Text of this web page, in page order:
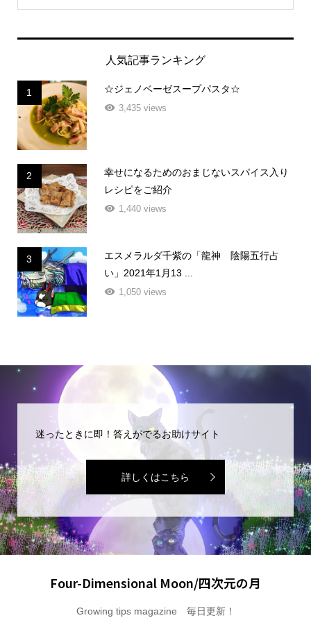
人気記事ランキング
1 ☆ジェノベーゼスープパスタ☆
3,435 views
2
幸せになるためのおまじないスパイス入り
レシピをご紹介
1,440 views
3
エスメラルダ千紫の「龍神 陰陽五行占
い」2021年1月13 ...
1,050 views
迷ったときに即！答えがでるお助けサイト
詳しくはこちら
Four-Dimensional Moon/四次元の月
Growing tips magazine 毎日更新！